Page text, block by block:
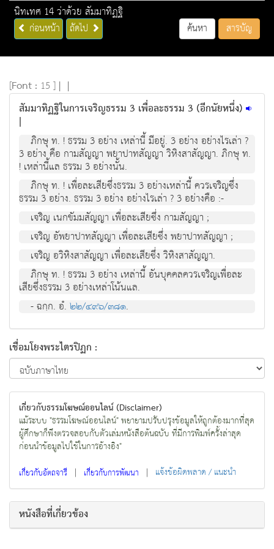
นิทเทศ 14 ว่าด้วย สัมมาทิฏฐิ
ก่อนหน้า ถัดไป ค้นหา สารบัญ
[Font : 15 ] | |
สัมมาทิฏฐิในการเจริญธรรม 3 เพื่อละธรรม 3 (อีกนัยหนึ่ง)
|
ภิกษุ ท. ! ธรรม 3 อย่าง เหล่านี้ มีอยู่. 3 อย่าง อย่างไรเล่า ?
3 อย่าง คือ กามสัญญา พยาปาทสัญญา วิหิงสาสัญญา. ภิกษุ ท.
! เหล่านี้แล ธรรม 3 อย่างนั้น.
ภิกษุ ท. ! เพื่อละเสียซึ่งธรรม 3 อย่างเหล่านี้ ควรเจริญซึ่ง
ธรรม 3 อย่าง. ธรรม 3 อย่าง อย่างไรเล่า ? 3 อย่างคือ :-
เจริญ เนกขัมมสัญญา เพื่อละเสียซึ่ง กามสัญญา ;
เจริญ อัพยาปาทสัญญา เพื่อละเสียซึ่ง พยาปาทสัญญา ;
เจริญ อวิหิงสาสัญญา เพื่อละเสียซึ่ง วิหิงสาสัญญา.
ภิกษุ ท. ! ธรรม 3 อย่าง เหล่านี้ อันบุคคลควรเจริญเพื่อละ
เสียซึ่งธรรม 3 อย่างเหล่าโน้นแล.
- ฉกฺก. อํ.๒๒/๔๙๖/๓๘๑.
เชื่อมโยงพระไตรปิฏก :
เกี่ยวกับธรรมโฆษณ์ออนไลน์ (Disclaimer)
แม้ระบบ "ธรรมโฆษณ์ออนไลน์" พยายามปรับปรุงข้อมูลให้ถูกต้องมากที่สุด
ผู้ศึกษาก็พึงตรวจสอบกับตัวเล่มหนังสือต้นฉบับ ที่มีการพิมพ์ครั้งล่าสุด
ก่อนนำข้อมูลไปใช้ในการอ้างอิง"
เกี่ยวกับอัตถจารี | เกี่ยวกับการพัฒนา | แจ้งข้อผิดพลาด / แนะนำ
หนังสือที่เกี่ยวข้อง